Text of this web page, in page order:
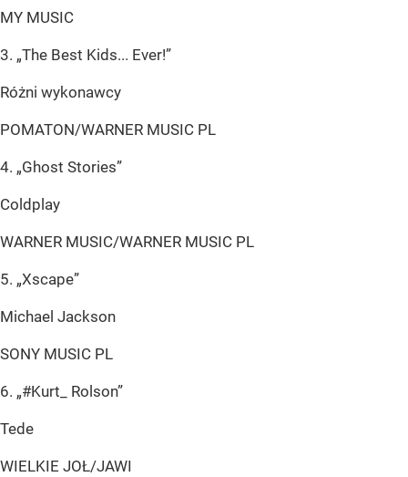
MY MUSIC
3. „The Best Kids... Ever!”
Różni wykonawcy
POMATON/WARNER MUSIC PL
4. „Ghost Stories”
Coldplay
WARNER MUSIC/WARNER MUSIC PL
5. „Xscape”
Michael Jackson
SONY MUSIC PL
6. „#Kurt_ Rolson”
Tede
WIELKIE JOŁ/JAWI